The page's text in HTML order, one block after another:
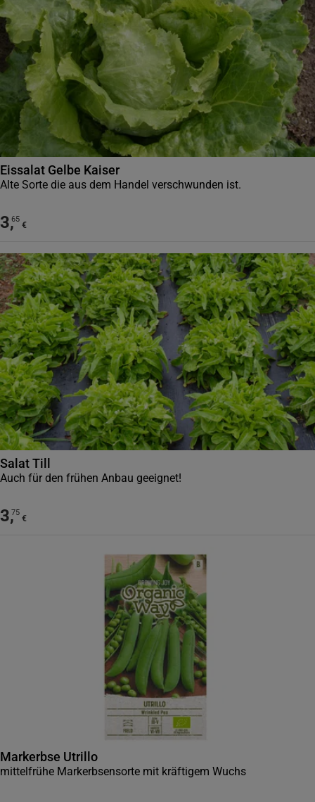
Eissalat Gelbe Kaiser
Alte Sorte die aus dem Handel verschwunden ist.
3,65
€
Salat Till
Auch für den frühen Anbau geeignet!
3,75
€
Markerbse Utrillo
mittelfrühe Markerbsensorte mit kräftigem Wuchs